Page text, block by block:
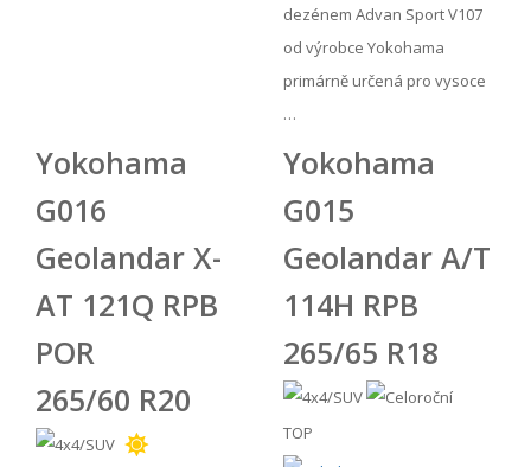
dezénem Advan Sport V107
od výrobce Yokohama
primárně určená pro vysoce
…
Yokohama
G016
Geolandar X-
AT 121Q RPB
POR
265/60 R20
Yokohama
G015
Geolandar A/T
114H RPB
265/65 R18
TOP